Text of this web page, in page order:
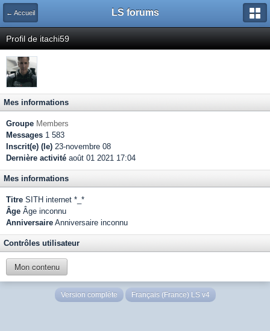
← Accueil LS forums
Profil de itachi59
Mes informations
Groupe Members
Messages 1 583
Inscrit(e) (le) 23-novembre 08
Dernière activité août 01 2021 17:04
Mes informations
Titre SITH internet *_*
Âge Âge inconnu
Anniversaire Anniversaire inconnu
Contrôles utilisateur
Mon contenu
Version complète Français (France) LS v4